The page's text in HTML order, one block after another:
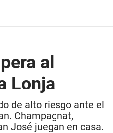
al
Lonja
de alto riesgo ante el
Champagnat,
José juegan en casa.